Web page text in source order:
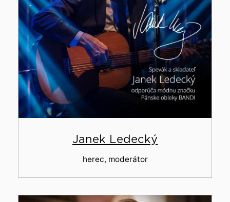
Janek Ledecký
herec, moderátor